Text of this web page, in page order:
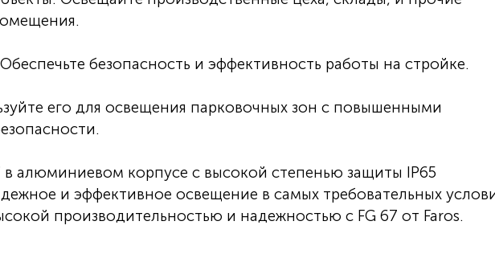
безопасность и эффективность работы на стройке.
его для освещения парковочных зон с повышенными
в алюминиевом корпусе с высокой степенью защиты IP65
и эффективное освещение в самых требовательных
производительностью и надежностью с FG 67 от Faros.